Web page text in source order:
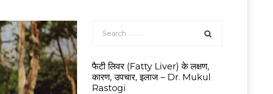
फैटी लिवर (Fatty Liver) के लक्षण,
कारण, उपचार, इलाज – Dr. Mukul
Rastogi